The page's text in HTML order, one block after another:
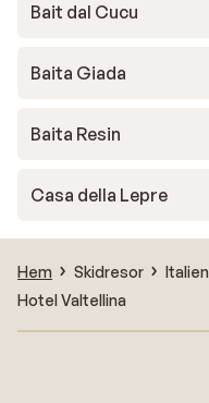
Bait dal Cucu
Baita Giada
Baita Resin
Casa della Lepre
Hem Skidresor Italien
Hotel Valtellina